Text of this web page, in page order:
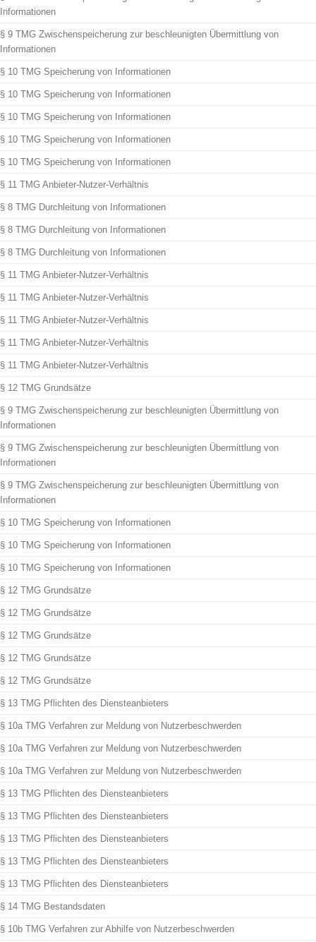
Informationen
§ 9 TMG Zwischenspeicherung zur beschleunigten Übermittlung von
Informationen
§ 10 TMG Speicherung von Informationen
§ 10 TMG Speicherung von Informationen
§ 10 TMG Speicherung von Informationen
§ 10 TMG Speicherung von Informationen
§ 10 TMG Speicherung von Informationen
§ 11 TMG Anbieter-Nutzer-Verhältnis
§ 8 TMG Durchleitung von Informationen
§ 8 TMG Durchleitung von Informationen
§ 8 TMG Durchleitung von Informationen
§ 11 TMG Anbieter-Nutzer-Verhältnis
§ 11 TMG Anbieter-Nutzer-Verhältnis
§ 11 TMG Anbieter-Nutzer-Verhältnis
§ 11 TMG Anbieter-Nutzer-Verhältnis
§ 11 TMG Anbieter-Nutzer-Verhältnis
§ 12 TMG Grundsätze
§ 9 TMG Zwischenspeicherung zur beschleunigten Übermittlung von
Informationen
§ 9 TMG Zwischenspeicherung zur beschleunigten Übermittlung von
Informationen
§ 9 TMG Zwischenspeicherung zur beschleunigten Übermittlung von
Informationen
§ 10 TMG Speicherung von Informationen
§ 10 TMG Speicherung von Informationen
§ 10 TMG Speicherung von Informationen
§ 12 TMG Grundsätze
§ 12 TMG Grundsätze
§ 12 TMG Grundsätze
§ 12 TMG Grundsätze
§ 12 TMG Grundsätze
§ 13 TMG Pflichten des Diensteanbieters
§ 10a TMG Verfahren zur Meldung von Nutzerbeschwerden
§ 10a TMG Verfahren zur Meldung von Nutzerbeschwerden
§ 10a TMG Verfahren zur Meldung von Nutzerbeschwerden
§ 13 TMG Pflichten des Diensteanbieters
§ 13 TMG Pflichten des Diensteanbieters
§ 13 TMG Pflichten des Diensteanbieters
§ 13 TMG Pflichten des Diensteanbieters
§ 13 TMG Pflichten des Diensteanbieters
§ 14 TMG Bestandsdaten
§ 10b TMG Verfahren zur Abhilfe von Nutzerbeschwerden